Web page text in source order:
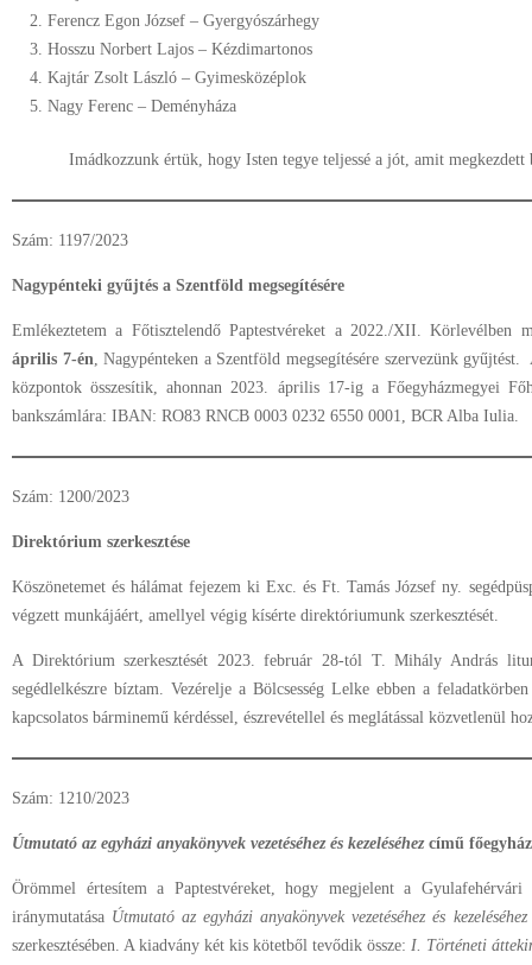
Ferencz Egon József – Gyergyószárhegy
Hosszu Norbert Lajos – Kézdimartonos
Kajtár Zsolt László – Gyimesközéplok
Nagy Ferenc – Deményháza
Imádkozzunk értük, hogy Isten tegye teljessé a jót, amit megkezdett
Szám: 1197/2023
Nagypénteki gyűjtés a Szentföld megsegítésére
Emlékeztetem a Főtisztelendő Paptestvéreket a 2022./XII. Körlevélben
április 7-én, Nagypénteken a Szentföld megsegítésére szervezünk
központok összesítik, ahonnan 2023. április 17-ig a Főegyházmegyei
bankszámlára: IBAN: RO83 RNCB 0003 0232 6550 0001, BCR Alba Iulia.
Szám: 1200/2023
Direktórium szerkesztése
Köszönetemet és hálámat fejezem ki Exc. és Ft. Tamás József ny.
végzett munkájáért, amellyel végig kísérte direktóriumunk szerkesztését.
A Direktórium szerkesztését 2023. február 28-tól T. Mihály András
segédlelkészre bíztam. Vezérelje a Bölcsesség Lelke ebben a
kapcsolatos bárminemű kérdéssel, észrevétellel és meglátással közvetlenül
Szám: 1210/2023
Útmutató az egyházi anyakönyvek vezetéséhez és kezeléséhezcímű
Örömmel értesítem a Paptestvéreket, hogy megjelent a Gyulafehérvári
iránymutatása Útmutató az egyházi anyakönyvek vezetéséhez és kezeléséhez
szerkesztésében. A kiadvány két kis kötetből tevődik össze: I. Történeti